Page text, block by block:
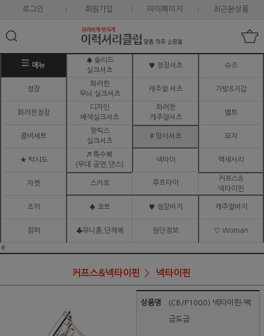
로그인 회원가입 마이페이지 최근본상품
메뉴
♠ 솔리드
실크셔츠
♥ 정장셔츠 슈즈
정장
화려한
무늬 실크셔츠
캐주얼 셔츠 가방&지갑
화려한정장
디자인
배색실크셔츠
화려한
캐주얼셔츠
벨트
콤비세트
핫픽스
실크셔츠
# 망사셔츠 모자
★ 턱시도
♬ 특수복
(무대.공연,댄스)
넥타이 액세서리
자켓 스카프 루프타이
커프스&
넥타이핀
조끼 ♠ 코트 ♥ 정장바지 캐주얼바지
점퍼 ♣유니폼,단체복 원단정보 ♡ Woman
ㅌ
커프스&넥타이핀 넥타이핀
상품명 (CB/P1000) 넥타이핀-백
금도금